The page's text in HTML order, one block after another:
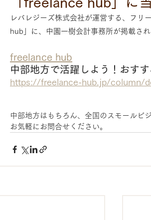
レバレジーズ株式会社が運営する、フリ
hub」に、中園一樹会計事務所が掲載され
freelance hub
中部地方で活躍しよう！おす
https://freelance-hub.jp/column/
中部地方はもちろん、全国のスモールビ
お気軽にお問合せください。